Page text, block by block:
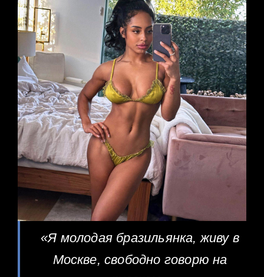
«Я молодая бразильянка, живу в
Москве, свободно говорю на